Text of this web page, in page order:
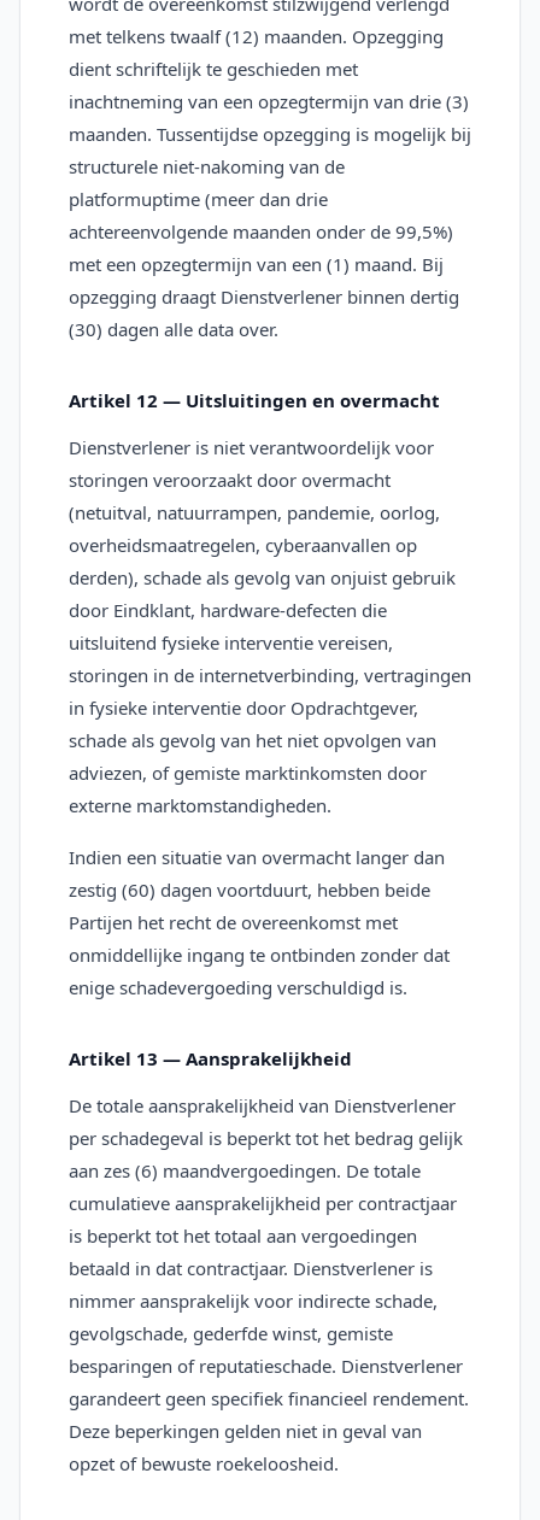
met telkens twaalf (12) maanden. Opzegging
dient schriftelijk te geschieden met
inachtneming van een opzegtermijn van drie (3)
maanden. Tussentijdse opzegging is mogelijk bij
structurele niet-nakoming van de
platformuptime (meer dan drie
achtereenvolgende maanden onder de 99,5%)
met een opzegtermijn van een (1) maand. Bij
opzegging draagt Dienstverlener binnen dertig
(30) dagen alle data over.
Artikel 12 — Uitsluitingen en overmacht
Dienstverlener is niet verantwoordelijk voor
storingen veroorzaakt door overmacht
(netuitval, natuurrampen, pandemie, oorlog,
overheidsmaatregelen, cyberaanvallen op
derden), schade als gevolg van onjuist gebruik
door Eindklant, hardware-defecten die
uitsluitend fysieke interventie vereisen,
storingen in de internetverbinding, vertragingen
in fysieke interventie door Opdrachtgever,
schade als gevolg van het niet opvolgen van
adviezen, of gemiste marktinkomsten door
externe marktomstandigheden.
Indien een situatie van overmacht langer dan
zestig (60) dagen voortduurt, hebben beide
Partijen het recht de overeenkomst met
onmiddellijke ingang te ontbinden zonder dat
enige schadevergoeding verschuldigd is.
Artikel 13 — Aansprakelijkheid
De totale aansprakelijkheid van Dienstverlener
per schadegeval is beperkt tot het bedrag gelijk
aan zes (6) maandvergoedingen. De totale
cumulatieve aansprakelijkheid per contractjaar
is beperkt tot het totaal aan vergoedingen
betaald in dat contractjaar. Dienstverlener is
nimmer aansprakelijk voor indirecte schade,
gevolgschade, gederfde winst, gemiste
besparingen of reputatieschade. Dienstverlener
garandeert geen specifiek financieel rendement.
Deze beperkingen gelden niet in geval van
opzet of bewuste roekeloosheid.